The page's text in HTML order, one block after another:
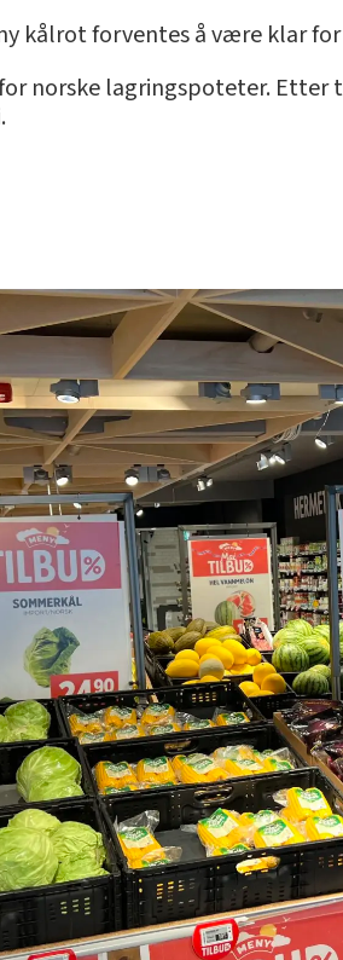
kålrot forventes å være klar
norske lagringspoteter.